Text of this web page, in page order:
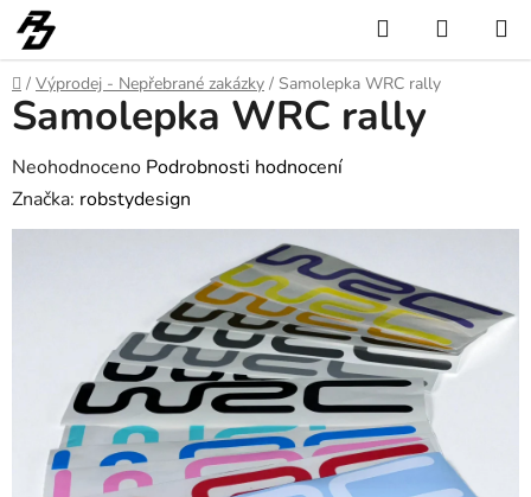
Přejít
na
obsah
Hledat
KOŠÍK
Domů
/ Výprodej - Nepřebrané zakázky / Samolepka WRC rally
Samolepka WRC rally
Průměrné
hodnocení
produktu
hvězdiček.
Neohodnoceno Podrobnosti hodnocení
Značka: robstydesign